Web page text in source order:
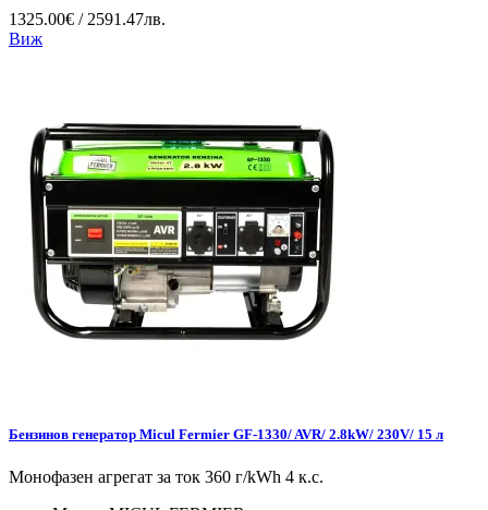
1325.00€ / 2591.47лв.
Виж
Бензинов генератор Micul Fermier GF-1330/ AVR/ 2.8kW/ 230V/ 15 л
Монофазен агрегат за ток 360 г/kWh 4 к.с.